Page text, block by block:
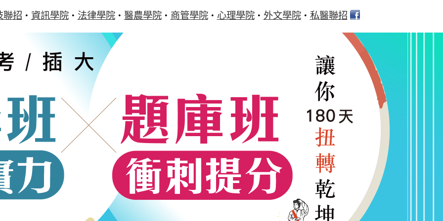
聯招 ‧ 資訊學院‧ 法律學院‧ 醫農學院‧ 商管學院‧ 心理學院‧ 外文學院‧ 私醫聯招